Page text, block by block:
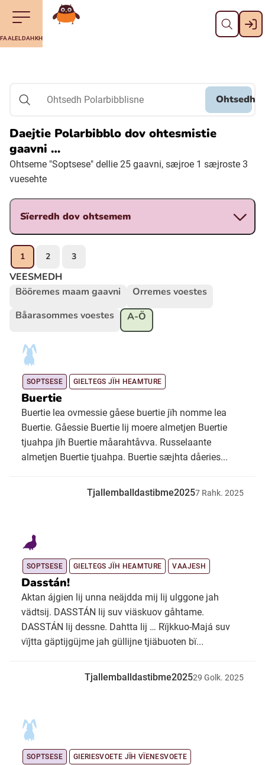
Till navigering av sidans innehåll
Till övergripande innehåll för webbplatsen Dahph
Svenska
Julevsámegiella (Lulesamiska)
Davvisámegiella (Nordsamiska)
Bidumsámegiella (Pitesamiska)
Ubmejesámiengiälla (Umesamiska)
Resanderomani (Romska)
Kelderash (Romska)
FAALELDAHKH
Aalkoebealan
Ohtsedh Polarbibblisne
Ohtsedh
Daejtie Polarbibblo dov ohtesmistie
gaavni …
Ohtseme "Soptsese" dellie 25 gaavni, sæjroe 1 sæjroste 3
vuesehte
Sïerredh dov ohtsemem
1 2 3
VEESMEDH
Bööremes maam gaavni
Orremes voestes
Båarasommes voestes
A-Ö
SOPTSESE GIELTEGS JÏH HEAMTURE
Buertie
Buertie lea ovmessie gåese buertie jïh nomme lea
Buertie. Gåessie Buertie lij moere almetjen Buertie
tjuahpa jïh Buertie måarahtåvva. Russelaante
almetjen Buertie tjuahpa. Buertie sæjhta dåeries...
Tjallemballdastibme20257 Rahk. 2025
SOPTSESE GIELTEGS JÏH HEAMTURE VAAJESH
Dasstán!
Aktan ájgien lij unna neäjdda mij lij ulggone jah
vädtsij. DASSTÁN lij suv viäskuov gåhtame.
DASSTÁN lij dessne. Dahtta lij … Rïjkkuo-Majá suv
vïjtta gäptijgüjme jah güllijne tjiäbuoten bï...
Tjallemballdastibme202529 Golk. 2025
SOPTSESE GIERIESVOETE JÏH VÏENESVOETE